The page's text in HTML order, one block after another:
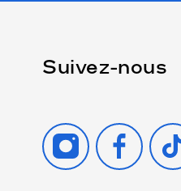
Suivez-nous
INSTAGRAMFACEBOOK